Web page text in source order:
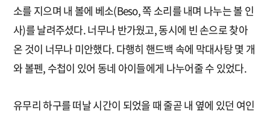
소를 지으며 내 볼에 베소(Beso, 쪽 소리를 내며 나누는 볼 인
사)를 날려주셨다. 너무나 반가웠고, 동시에 빈 손으로 찾아
온 것이 너무나 미안했다. 다행히 핸드백 속에 막대사탕 몇 개
와 볼펜, 수첩이 있어 동네 아이들에게 나누어줄 수 있었다.
유무리 하구를 떠날 시간이 되었을 때 줄곧 내 옆에 있던 여인